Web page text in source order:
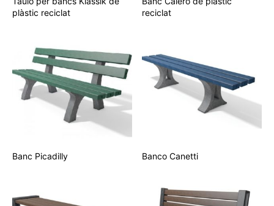
plàstic reciclat
reciclat
Banc Picadilly Banco Canetti